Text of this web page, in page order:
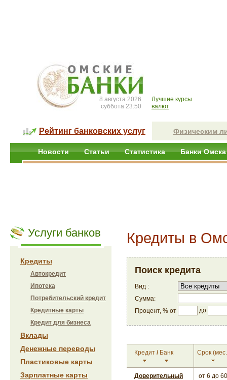
8 августа 2026
суббота 23:50
Лучшие курсы
валют
Рейтинг банковских услуг Физическим
Новости Статьи Статистика Банки Омска
Услуги банков
Кредиты
Автокредит
Ипотека
Потребительский кредит
Кредитные карты
Кредит для бизнеса
Вклады
Денежные переводы
Пластиковые карты
Зарплатные карты
Кредиты в
Поиск кредита
Вид :
Сумма:
Процент, % от
до
Кредит / Банк Срок
Доверительный
от 6 до 60